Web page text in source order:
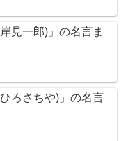
見一郎)」の名言ま
ろさちや)」の名言